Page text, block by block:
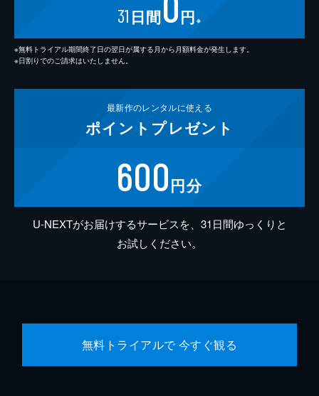
31 日間 円 ※
※無料トライアル期間終了日の翌日が属する月から月額料金が発生します。
※日割りでのご請求はいたしません。
最新作のレンタルに使える
ポイント プレゼント
600円分
U-NEXTがお届けするサービスを、31日間ゆっくりと
お試しください。
無料トライアルで 今すぐ観る